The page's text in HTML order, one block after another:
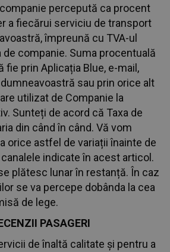
percepută ca procent
a fiecărui serviciu de transport
împreună cu TVA-ul
companie. Suma procentuală
fie prin Aplicația Blue, e-mail,
sau prin orice alt
utilizat de Companie la
Sunteți de acord că Taxa de
din când în când. Vă vom
orice astfel de variații înainte de
indicate în acest articol.
plătesc lunar în restanță. În caz
se va percepe dobânda la cea
de lege.
PASAGERI
de înaltă calitate și pentru a